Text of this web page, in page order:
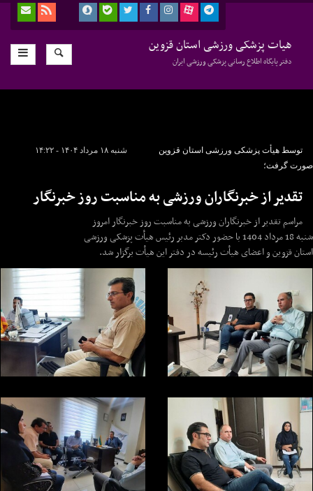
هیات پزشکی ورزشی استان قزوین
دفتر پایگاه اطلاع رسانی پزشکی ورزشی ایران
شنبه ۱۸ مرداد ۱۴۰۴ - ۱۴:۲۲
توسط هیأت پزشکی ورزشی استان قزوین
صورت گرفت؛
تقدیر از خبرنگاران ورزشی به مناسبت روز خبرنگار
مراسم تقدیر از خبرنگاران ورزشی به مناسبت روز خبرنگار امروز
شنبه 18 مرداد 1404 با حضور دکتر مدبر رئیس هیأت پزشکی ورزشی
استان قزوین و اعضای هیأت رئیسه در دفتر این هیأت برگزار شد.